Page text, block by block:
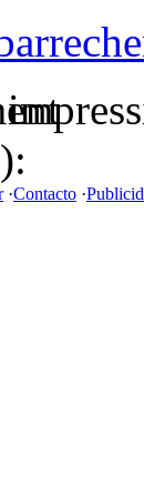
·Contacto ·